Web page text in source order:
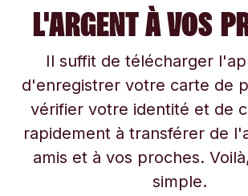
L'ARGENT À VOS
Il suffit de télécharger
d'enregistrer votre carte de
vérifier votre identité et de
rapidement à transférer de
amis et à vos proches.
simple.